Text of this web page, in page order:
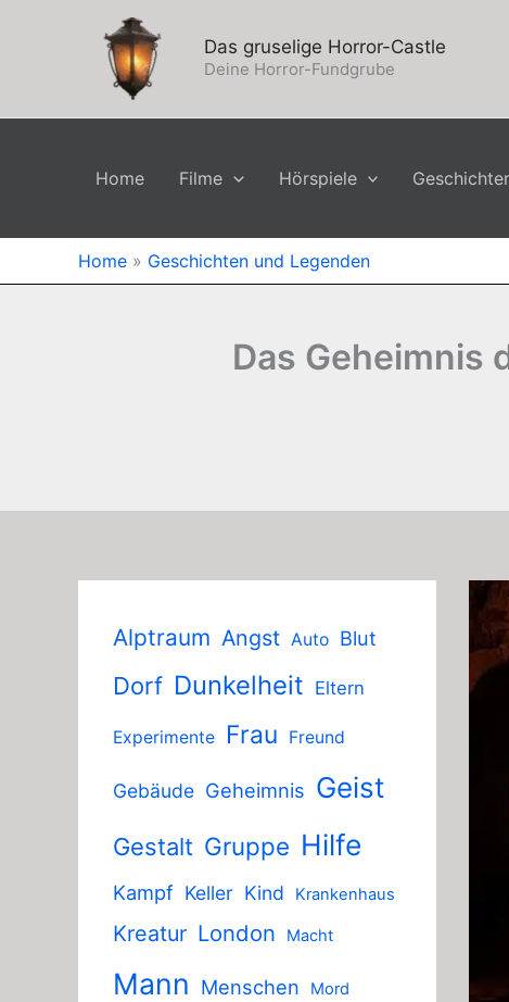
Das gruselige Horror-Castle
Deine Horror-Fundgrube
Home Filme Hörspiele
Home » Geschichten und Legenden
Das Geheimnis
Alptraum Angst Auto Blut
Dorf Dunkelheit Eltern
Experimente Frau Freund
Gebäude Geheimnis Geist
Gestalt Gruppe Hilfe
Kampf Keller Kind Krankenhaus
Kreatur London Macht
Mann Menschen Mord